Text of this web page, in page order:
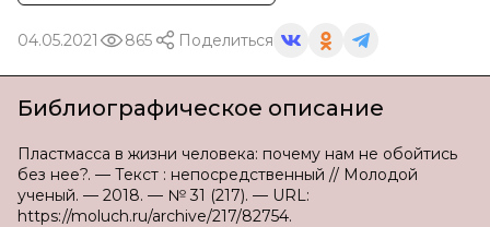
04.05.2021 865 Поделиться
Библиографическое описание
Пластмасса в жизни человека: почему нам не обойтись
без нее?. — Текст : непосредственный // Молодой
ученый. — 2018. — № 31 (217). — URL:
https://moluch.ru/archive/217/82754.